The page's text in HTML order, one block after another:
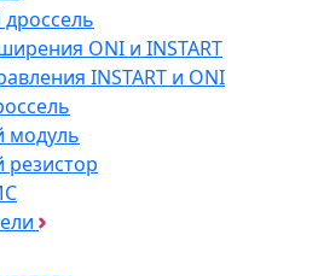
ONI и INSTART
INSTART и ONI
модуль